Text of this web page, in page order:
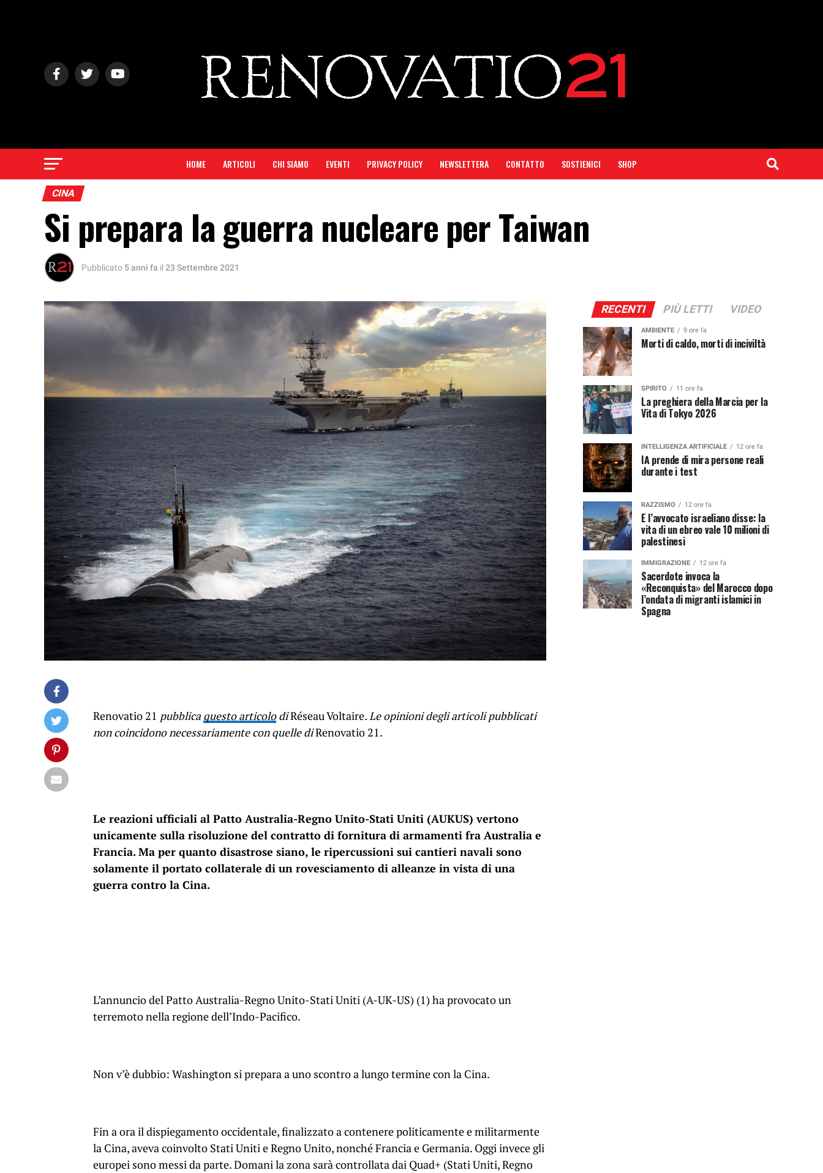
HOME ARTICOLI CHI SIAMO EVENTI PRIVACY POLICY NEWSLETTERA CONTATTO SOSTIENICI SHOP
CINA
Si prepara la guerra nucleare per Taiwan
Pubblicato 5 anni fa il23 Settembre 2021
Renovatio 21 pubblica questo articolodiRéseau Voltaire. Le opinioni degli articoli pubblicati
non coincidono necessariamente con quelle diRenovatio 21.
Le reazioni ufficiali al Patto Australia-Regno Unito-Stati Uniti (AUKUS) vertono
unicamente sulla risoluzione del contratto di fornitura di armamenti fra Australia e
Francia. Ma per quanto disastrose siano, le ripercussioni sui cantieri navali sono
solamente il portato collaterale di un rovesciamento di alleanze in vista di una
guerra contro la Cina.
L’annuncio del Patto Australia-Regno Unito-Stati Uniti (A-UK-US) (1) ha provocato un
terremoto nella regione dell’Indo-Pacifico.
Non v’è dubbio: Washington si prepara a uno scontro a lungo termine con la Cina.
Fin a ora il dispiegamento occidentale, finalizzato a contenere politicamente e militarmente
la Cina, aveva coinvolto Stati Uniti e Regno Unito, nonché Francia e Germania. Oggi invece gli
europei sono messi da parte. Domani la zona sarà controllata dai Quad+ (Stati Uniti, Regno
RECENTI PIÙ LETTI VIDEO
AMBIENTE 9 ore fa
Morti di caldo, morti di inciviltà
SPIRITO 11 ore fa
La preghiera della Marcia per la
Vita di Tokyo 2026
INTELLIGENZA ARTIFICIALE 12 ore fa
IA prende di mira persone reali
durante i test
RAZZISMO 12 ore fa
E l’avvocato israeliano disse: la
vita di un ebreo vale 10 milioni di
palestinesi
IMMIGRAZIONE 12 ore fa
Sacerdote invoca la
«Reconquista» del Marocco dopo
l’ondata di migranti islamici in
Spagna